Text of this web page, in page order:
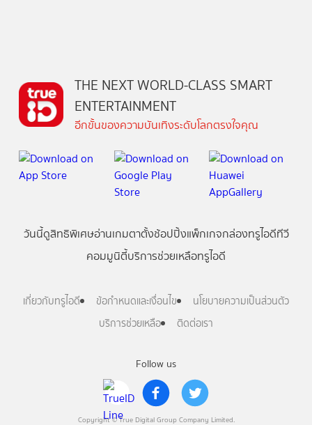
Follow us
Copyright © True Digital Group Company Limited.
THE NEXT WORLD-CLASS SMART
ENTERTAINMENT
อีกขั้นของความบันเทิงระดับโลกตรงใจคุณ
วันนี้ดูสิทธิพิเศษอ่านเกมตาตั้งช้อปปิ้งแพ็กเกจกล่องทรูไอดีทีวี
คอมมูนิตี้บริการช่วยเหลือทรูไอดี
เกี่ยวกับทรูไอดี ข้อกำหนดและเงื่อนไข
นโยบายความเป็นส่วนตัว
บริการช่วยเหลือ
ติดต่อเรา